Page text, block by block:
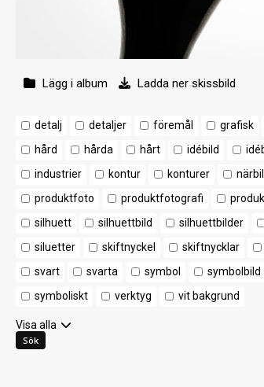
Lägg i album Ladda ner skissbild
detalj detaljer föremål grafisk
hård
hårda hårt idébild
industrier
kontur konturer
produktfoto
produktfotografi
silhuett
silhuettbild silhuettbilder
siluetter
skiftnyckel skiftnycklar
svart
svarta symbol symbolbild
symboliskt
verktyg vit bakgrund
Visa alla